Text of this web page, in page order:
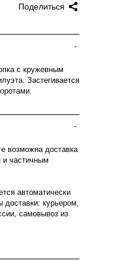
Поделиться
-
с кружевным
Застегивается
-
возможна доставка
частичным
автоматически
доставки: курьером,
самовывоз из